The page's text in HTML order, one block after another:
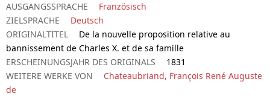
AUSGANGSSPRACHE
Französisch
ZIELSPRACHE
Deutsch
ORIGINALTITEL
De la nouvelle proposition relative au
bannissement de Charles X. et de sa famille
ERSCHEINUNGSJAHR DES ORIGINALS
1831
WEITERE WERKE VON
Chateaubriand, François René Auguste
de